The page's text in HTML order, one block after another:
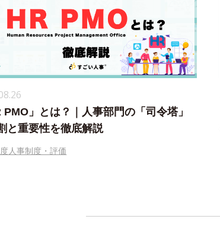
PMO」とは？｜人事部門の「司令塔」
と重要性を徹底解説
人事制度・評価